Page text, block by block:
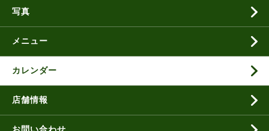
写真
メニュー
カレンダー
店舗情報